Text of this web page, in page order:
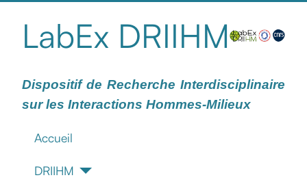
LabEx DRIIHM
Dispositif de Recherche Interdisciplinaire
sur les Interactions Hommes-Milieux
Accueil
DRIIHM